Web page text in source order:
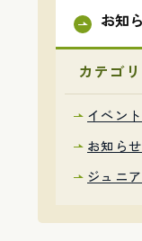
お知
カテゴリ
イベント
お知らせ
ジュニ